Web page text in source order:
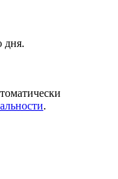
дня.
.